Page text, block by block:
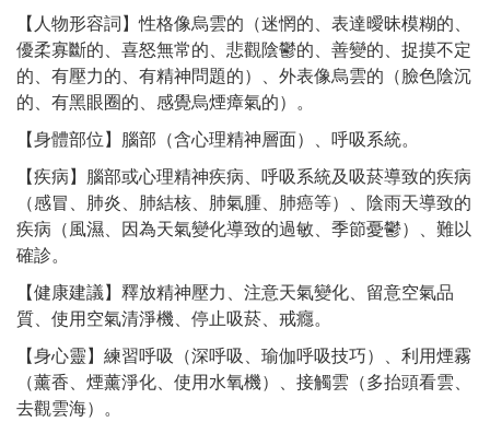
【人物形容詞】性格像烏雲的（迷惘的、表達曖昧模糊的、
優柔寡斷的、喜怒無常的、悲觀陰鬱的、善變的、捉摸不定
的、有壓力的、有精神問題的）、外表像烏雲的（臉色陰沉
的、有黑眼圈的、感覺烏煙瘴氣的）。
【身體部位】腦部（含心理精神層面）、呼吸系統。
【疾病】腦部或心理精神疾病、呼吸系統及吸菸導致的疾病
（感冒、肺炎、肺結核、肺氣腫、肺癌等）、陰雨天導致的
疾病（風濕、因為天氣變化導致的過敏、季節憂鬱）、難以
確診。
【健康建議】釋放精神壓力、注意天氣變化、留意空氣品
質、使用空氣清淨機、停止吸菸、戒癮。
【身心靈】練習呼吸（深呼吸、瑜伽呼吸技巧）、利用煙霧
（薰香、煙薰淨化、使用水氧機）、接觸雲（多抬頭看雲、
去觀雲海）。